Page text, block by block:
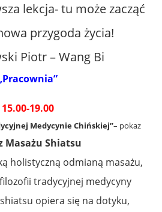
lekcja- tu może zacząć
przygoda życia!
Piotr – Wang Bi
15.00-19.00
Medycynie Chińskiej”– pokaz
Masażu Shiatsu
holistyczną odmianą masażu,
tradycyjnej medycyny
opiera się na dotyku,